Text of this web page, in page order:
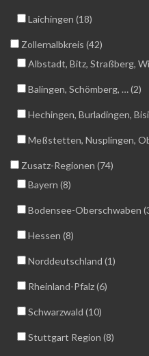
Laichingen (18)
Zollernalbkreis (42)
Albstadt, Bitz, Straßberg,
Balingen, Schömberg, … (2)
Hechingen, Burladingen,
Meßstetten, Nusplingen,
Zusatz-Regionen (74)
Bayern (8)
Bodensee-Oberschwaben
Hessen (8)
Norddeutschland (1)
Rheinland-Pfalz (6)
Schwarzwald (10)
Stuttgart Region (8)